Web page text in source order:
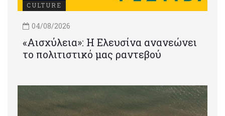
CULTURE
04/08/2026
«Αισχύλεια»: Η Ελευσίνα ανανεώνει
το πολιτιστικό μας ραντεβού